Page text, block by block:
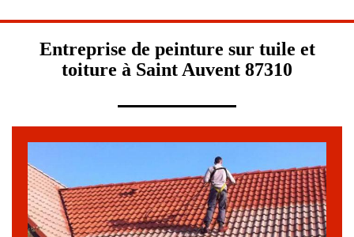
Entreprise de peinture sur tuile et
toiture à Saint Auvent 87310